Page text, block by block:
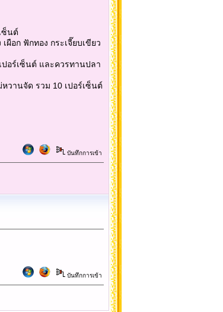
ซ็นต์
ผือก ฟักทอง กระเจี๊ยบเขียว
ปอร์เซ็นต์ และควรทานปลา
วานจัด รวม 10 เปอร์เซ็นต์
บันทึกการเข้า
บันทึกการเข้า